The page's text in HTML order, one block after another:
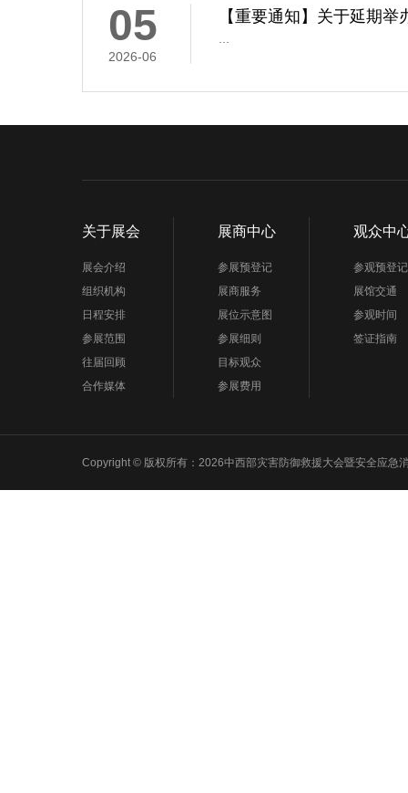
05
2026-06
【重要通知】关于延期
关于展会
展会介绍
组织机构
日程安排
参展范围
往届回顾
合作媒体
展商中心
参展预登记
展商服务
展位示意图
参展细则
目标观众
参展费用
观众中
参观预登记
展馆交通
参观时间
签证指南
Copyright © 版权所有：2026中西部灾害防御救援大会暨安全应急